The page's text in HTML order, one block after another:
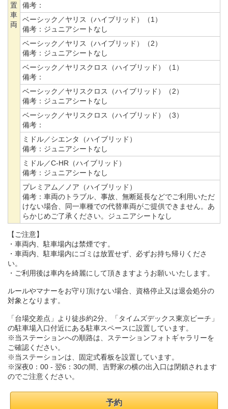
置
車
両
備考：
ベーシック／ヤリス（ハイブリッド）（1）
備考： ジュニアシートなし
ベーシック／ヤリス（ハイブリッド）（2）
備考： ジュニアシートなし
ベーシック／ヤリスクロス（ハイブリッド）（1）
備考：
ベーシック／ヤリスクロス（ハイブリッド）（2）
備考： ジュニアシートなし
ベーシック／ヤリスクロス（ハイブリッド）（3）
備考：
ミドル／シエンタ（ハイブリッド）
備考： ジュニアシートなし
ミドル／C-HR（ハイブリッド）
備考： ジュニアシートなし
プレミアム／ノア（ハイブリッド）
備考： 車両のトラブル、事故、無断延長などでご利用いただ
けない場合、同一車種での代替車両がご提供できません。あ
らかじめご了承ください。ジュニアシートなし
【ご注意】
・車両内、駐車場内は禁煙です。
・車両内、駐車場内にゴミは放置せず、必ずお持ち帰りくださ
い。
・ご利用後は車内を綺麗にして頂きますようお願いいたします。
ルールやマナーをお守り頂けない場合、資格停止又は退会処分の
対象となります。
「台場交差点」より徒歩約2分、「タイムズデックス東京ビーチ」
の駐車場入口付近にある駐車スペースに設置しています。
※当ステーションへの順路は、ステーションフォトギャラリーを
ご確認ください。
※当ステーションは、固定式看板を設置しています。
※深夜0：00 - 翌6：30の間、吉野家の横の出入口は閉鎖されます
のでご注意ください。
予約